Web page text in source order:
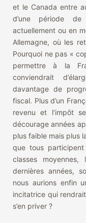
et le Canada entre
d’une période
actuellement ou en
Allemagne, où les
Pourquoi ne pas «
permettre à la
conviendrait
davantage de
fiscal. Plus d’un
revenu et l’impôt
décourage années
plus faible mais plus
que tous
classes
dernières années,
nous aurions enfin
incitatrice qui
s’en priver ?